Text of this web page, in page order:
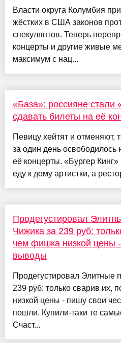
Власти округа Колумбия
жёстких в США законов
спекулянтов. Теперь
концерты и другие живые
максимум с нац...
«База»: россияне стали
сдавать билеты на её
Певицу хейтят и отменяют,
за один день освободилось
её концерты. «Бургер Кинг»
еду к дому артистки, а
Продегустировал
Чижика за 239 руб:
чем фишка низкой цены
выводы
Продегустировал Элитные
239 руб: только сварив их,
низкой цены - пишу свои
пошли. Купили-таки те
Счаст...